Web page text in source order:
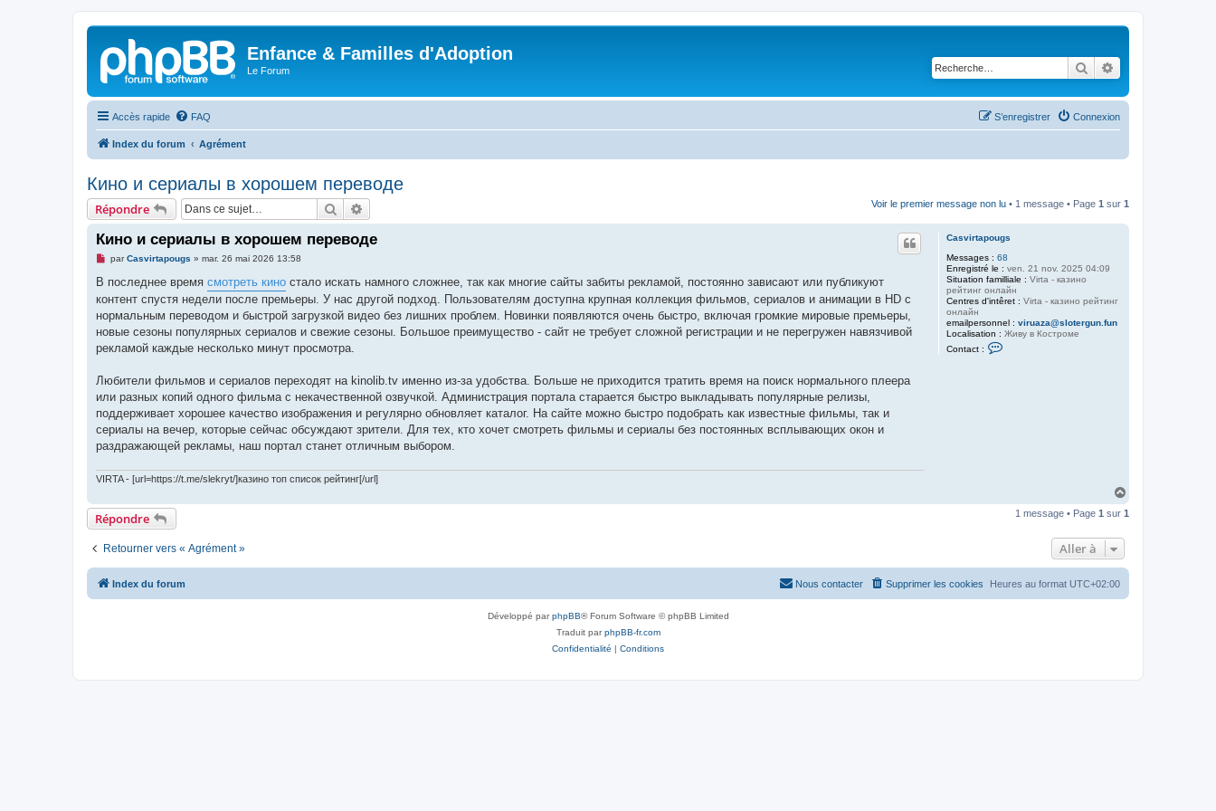
Enfance & Familles d'Adoption
Le Forum Rechercher
Accès rapide FAQ Connexion
S’enregistrer
Index du forum Agrément
Кино и сериалы в хорошем переводе
Répondre Rechercher Voir le premier message non lu • 1 message • Page 1 sur 1
Casvirtapougs
Messages : 68
Enregistré le : ven. 21 nov. 2025 04:09
Situation familliale : Virta - казино
рейтинг онлайн
Centres d'intêret : Virta - казино рейтинг
онлайн
emailpersonnel : viruaza@slotergun.fun
Localisation : Живу в Костроме
Contact :
t
Кино и сериалы в хорошем переводе
M
s
a
g
e
n
o
n
u
parCasvirtapougs » mar. 26 mai 2026 13:58
В последнее время смотреть кино стало искать намного сложнее, так как многие сайты забиты рекламой, постоянно зависают или публикуют
контент спустя недели после премьеры. У нас другой подход. Пользователям доступна крупная коллекция фильмов, сериалов и анимации в HD с
нормальным переводом и быстрой загрузкой видео без лишних проблем. Новинки появляются очень быстро, включая громкие мировые премьеры,
новые сезоны популярных сериалов и свежие сезоны. Большое преимущество - сайт не требует сложной регистрации и не перегружен навязчивой
рекламой каждые несколько минут просмотра.
Любители фильмов и сериалов переходят на kinolib.tv именно из-за удобства. Больше не приходится тратить время на поиск нормального плеера
или разных копий одного фильма с некачественной озвучкой. Администрация портала старается быстро выкладывать популярные релизы,
поддерживает хорошее качество изображения и регулярно обновляет каталог. На сайте можно быстро подобрать как известные фильмы, так и
сериалы на вечер, которые сейчас обсуждают зрители. Для тех, кто хочет смотреть фильмы и сериалы без постоянных всплывающих окон и
раздражающей рекламы, наш портал станет отличным выбором.
VIRTA - [url=https://t.me/slekryt/]казино топ список рейтинг[/url]
u
Répondre 1 message • Page 1 sur 1
Retourner vers « Agrément » Aller à
Index du forum Heures au format UTC+02:00
Supprimer les cookies
Nous contacter
Développé parphpBB® Forum Software © phpBB Limited
Traduit parphpBB-fr.com
Confidentialité | Conditions